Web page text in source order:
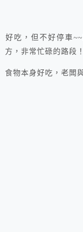
好吃，但不好停車
方，非常忙碌的路段！
食物本身好吃，老闆